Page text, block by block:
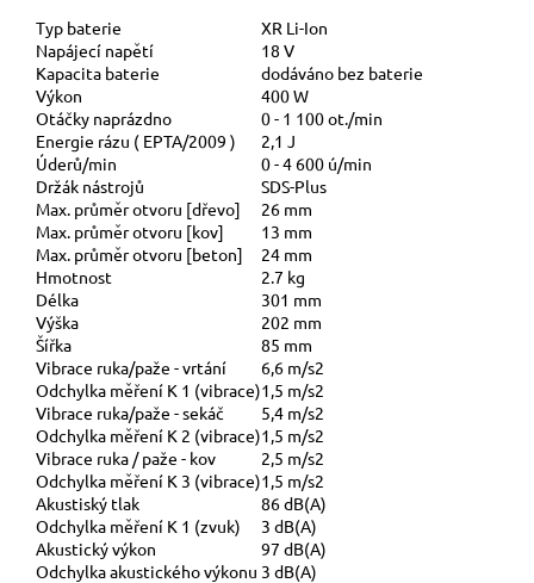
Typ baterie
XR Li-Ion
Napájecí napětí
18 V
Kapacita baterie
dodáváno bez baterie
Výkon
400 W
Otáčky naprázdno
0 - 1 100 ot./min
Energie rázu ( EPTA/2009 )
2,1 J
Úderů/min
0 - 4 600 ú/min
Držák nástrojů
SDS-Plus
Max. průměr otvoru [dřevo]
26 mm
Max. průměr otvoru [kov]
13 mm
Max. průměr otvoru [beton]
24 mm
Hmotnost
2.7 kg
Délka
301 mm
Výška
202 mm
Šířka
85 mm
Vibrace ruka/paže - vrtání
6,6 m/s2
Odchylka měření K 1 (vibrace)1,5 m/s2
Vibrace ruka/paže - sekáč
5,4 m/s2
Odchylka měření K 2 (vibrace)1,5 m/s2
Vibrace ruka / paže - kov
2,5 m/s2
Odchylka měření K 3 (vibrace)1,5 m/s2
Akustiský tlak
86 dB(A)
Odchylka měření K 1 (zvuk)
3 dB(A)
Akustický výkon
97 dB(A)
Odchylka akustického výkonu 3 dB(A)